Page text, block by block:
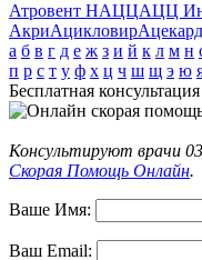
Атровент НАЦЦАЦЦ
АкриАцикловир
а б в г д е ж з и й к л м н
п р с т у ф х ц ч ш щ э ю
Бесплатная консультация
Консультируют врачи
Скорая Помощь Онлайн.
Ваше Имя:
Ваш Email: